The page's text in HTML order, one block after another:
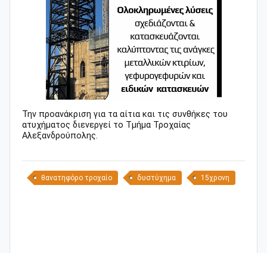
Την προανάκριση για τα αίτια και τις συνθήκες του
ατυχήματος διενεργεί το Τμήμα Τροχαίας
Αλεξανδρούπολης.
θανατηφόρο τροχαίο δυστύχημα 15χρονη